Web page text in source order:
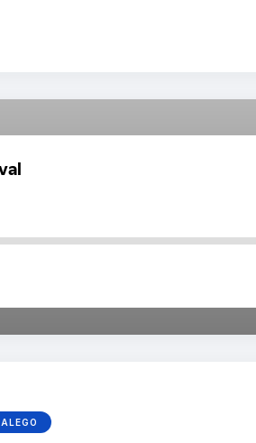
ao PP de Baiona
non gratuíto”